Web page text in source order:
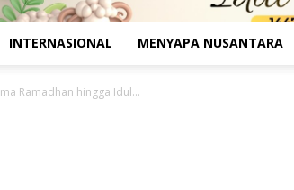
INTERNASIONAL MENYAPA NUSANTARA
Ramadhan hingga Idul...